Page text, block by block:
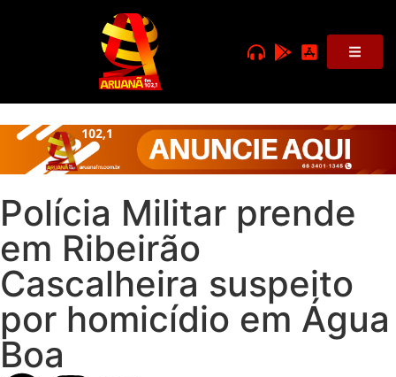
Polícia Militar prende
em Ribeirão
Cascalheira suspeito
por homicídio em Água
Boa